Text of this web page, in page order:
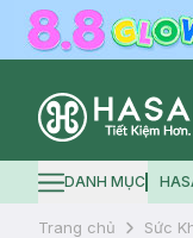
Logo
Hamburger icon
DANH MỤC
Trang chủ Sức